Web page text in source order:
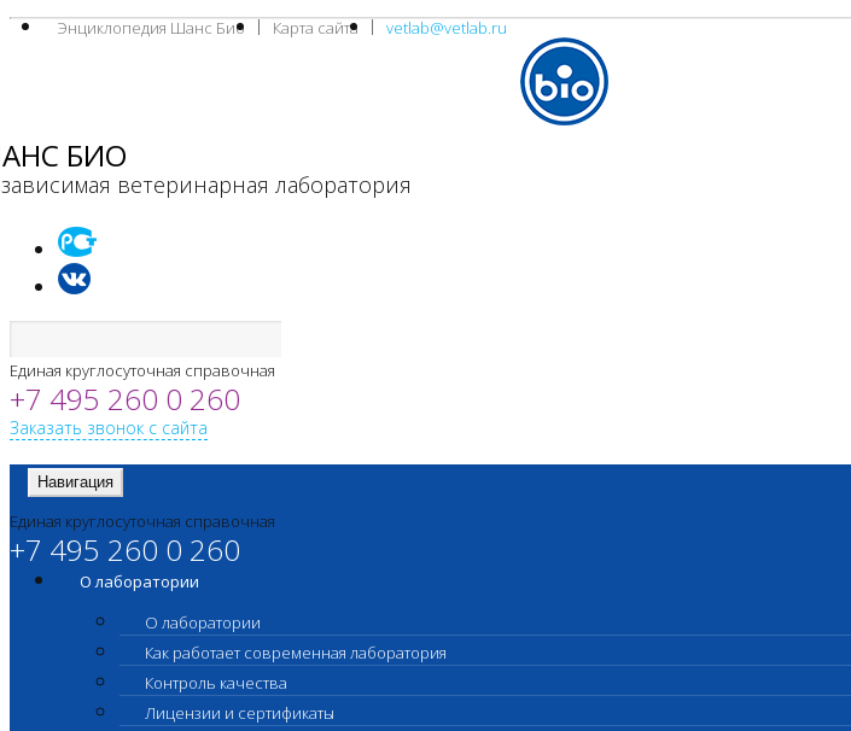
Энциклопедия Шанс Био Карта сайта vetlab@vetlab.ru
БИО
ветеринарная лаборатория
Единая круглосуточная справочная
+7 495 260 0 260
Заказать звонок с сайта
Навигация
Единая круглосуточная справочная
+7 495 260 0 260
О лаборатории
О лаборатории
Как работает современная лаборатория
Контроль качества
Лицензии и сертификаты